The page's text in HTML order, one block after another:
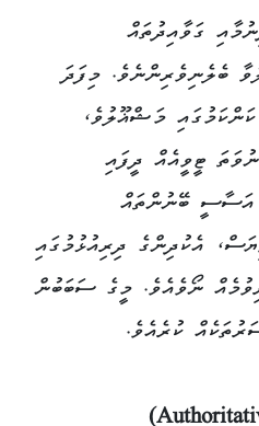
ގަވާއިދުތައް
ބެލެނިވެރިންނެވެ. މިފަދަ
މަޝްޣޫލުވެ،
ޓީވީއެއް ދީފައި
އަސާސީ ބޭނުންތައް
އެކުދިންގެ ދިރިއުޅުމުގައި
ނޯވެއެވެ. މީގެ ސަބަބުން
ކުރެއެވެ.